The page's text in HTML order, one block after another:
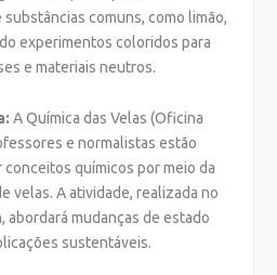
comuns, como limão,
experimentos coloridos para
e materiais neutros.
A Química das Velas (Oficina
e normalistas estão
químicos por meio da
velas. A atividade, realizada no
abordará mudanças de estado
sustentáveis.